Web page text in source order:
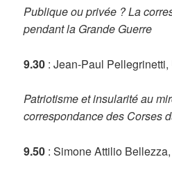
Publique ou privée ? La
pendant la Grande Guerre
9.30 : Jean-Paul
Patriotisme et insularité au
correspondance des Corses
9.50 : Simone Attilio